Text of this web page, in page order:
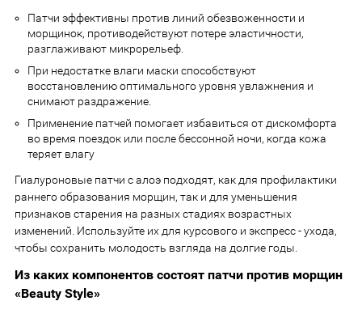
Патчи эффективны против линий обезвоженности и
морщинок, противодействуют потере эластичности,
разглаживают микрорельеф.
При недостатке влаги маски способствуют
восстановлению оптимального уровня увлажнения и
снимают раздражение.
Применение патчей помогает избавиться от дискомфорта
во время поездок или после бессонной ночи, когда кожа
теряет влагу
Гиалуроновые патчи с алоэ подходят, как для профилактики
раннего образования морщин, так и для уменьшения
признаков старения на разных стадиях возрастных
изменений. Используйте их для курсового и экспресс - ухода,
чтобы сохранить молодость взгляда на долгие годы.
Из каких компонентов состоят патчи против морщин
«Beauty Style»